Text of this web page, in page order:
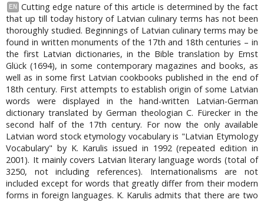
EN
Cutting edge nature of this article is determined by the fact
that up till today history of Latvian culinary terms has not been
thoroughly studied. Beginnings of Latvian culinary terms may be
found in written monuments of the 17th and 18th centuries – in
the first Latvian dictionaries, in the Bible translation by Ernst
Glück (1694), in some contemporary magazines and books, as
well as in some first Latvian cookbooks published in the end of
18th century. First attempts to establish origin of some Latvian
words were displayed in the hand-written Latvian-German
dictionary translated by German theologian C. Fürecker in the
second half of the 17th century. For now the only available
Latvian word stock etymology vocabulary is "Latvian Etymology
Vocabulary" by K. Karulis issued in 1992 (repeated edition in
2001). It mainly covers Latvian literary language words (total of
3250, not including references). Internationalisms are not
included except for words that greatly differ from their modern
forms in foreign languages. K. Karulis admits that there are two